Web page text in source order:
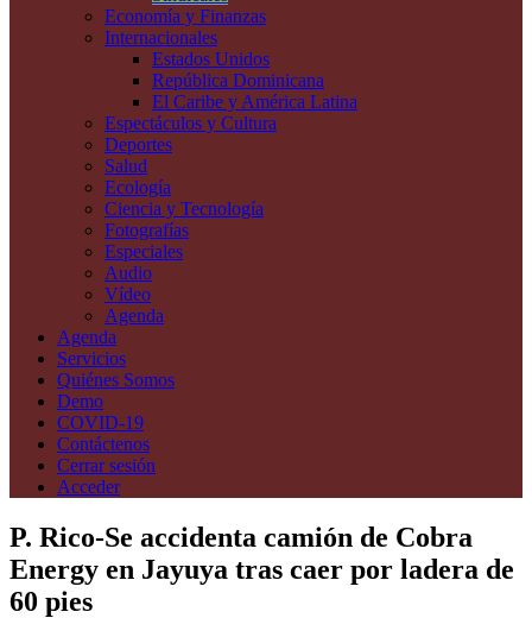
Economía y Finanzas
Internacionales
Estados Unidos
República Dominicana
El Caribe y América Latina
Espectáculos y Cultura
Deportes
Salud
Ecología
Ciencia y Tecnología
Fotografías
Especiales
Audio
Vídeo
Agenda
Agenda
Servicios
Quiénes Somos
Demo
COVID-19
Contáctenos
Cerrar sesión
Acceder
P. Rico-Se accidenta camión de Cobra
Energy en Jayuya tras caer por ladera de
60 pies